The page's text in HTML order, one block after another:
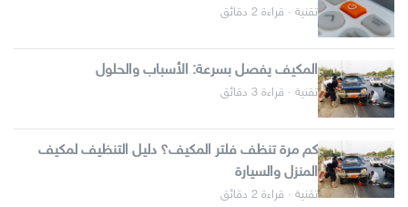
تقنية · قراءة 2 دقائق
المكيف يفصل بسرعة: الأسباب والحلول
تقنية · قراءة 3 دقائق
كم مرة تنظف فلتر المكيف؟ دليل التنظيف لمكيف
المنزل والسيارة
تقنية · قراءة 2 دقائق